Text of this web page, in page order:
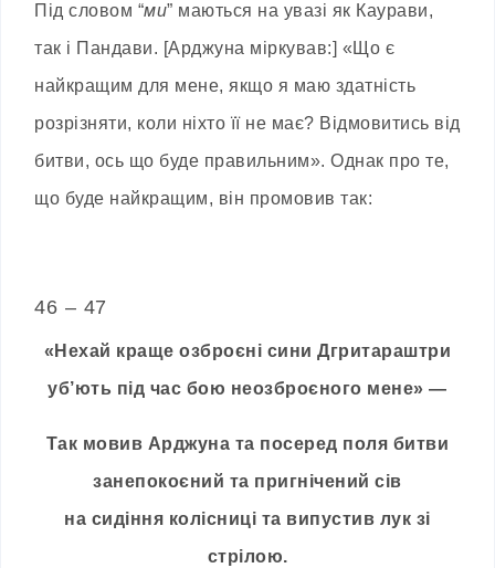
Під словом “ми” маються на увазі як Каурави,
так і Пандави. [Арджуна міркував:] «Що є
найкращим для мене, якщо я маю здатність
розрізняти, коли ніхто її не має? Відмовитись від
битви, ось що буде правильним». Однак про те,
що буде найкращим, він промовив так:
46 – 47
«Нехай краще озброєні сини Дгритараштри
уб’ють під час бою неозброєного мене» —
Так мовив Арджуна та посеред поля битви
занепокоєний та пригнічений сів
на сидіння колісниці та випустив лук зі
стрілою.